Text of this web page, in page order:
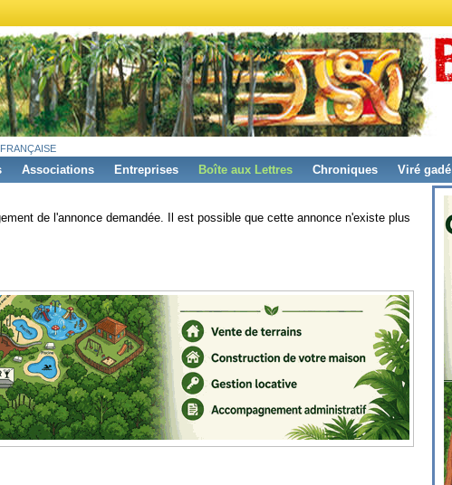
Associations Entreprises Boîte aux Lettres Chroniques Viré gadé
de l'annonce demandée. Il est possible que cette annonce n'existe plus